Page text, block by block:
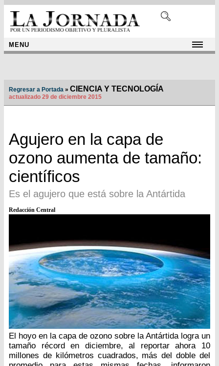
MENU
Regresar a Portada » CIENCIA Y TECNOLOGÍA
actualizado 29 de diciembre 2015
Agujero en la capa de
ozono aumenta de tamaño:
científicos
Es el agujero que está sobre la Antártida
Redacción Central
El hoyo en la capa de ozono sobre la Antártida logra un
tamaño récord en diciembre, al reportar ahora 10
millones de kilómetros cuadrados, más del doble del